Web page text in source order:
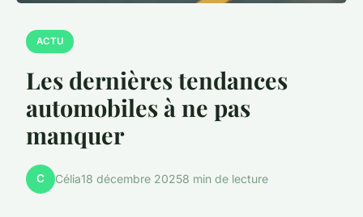
ACTU
Les dernières tendances
automobiles à ne pas
manquer
C Célia18 décembre 20258 min de lecture